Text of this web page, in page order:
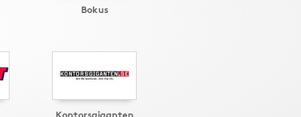
Bokus
Kontorsgiganten